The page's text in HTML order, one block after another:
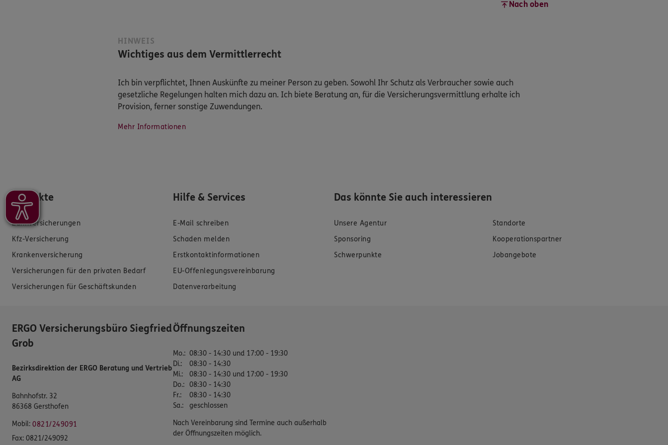
Nach oben
HINWEIS
Wichtiges aus dem Vermittlerrecht
Ich bin verpflichtet, Ihnen Auskünfte zu meiner Person zu geben. Sowohl Ihr Schutz als Verbraucher sowie auch
gesetzliche Regelungen halten mich dazu an. Ich biete Beratung an, für die Versicherungsvermittlung erhalte ich
Provision, ferner sonstige Zuwendungen.
Mehr Informationen
Produkte
Zahnversicherungen
Kfz-Versicherung
Krankenversicherung
Versicherungen für den privaten Bedarf
Versicherungen für Geschäftskunden
Hilfe & Services
E-Mail schreiben
Schaden melden
Erstkontaktinformationen
EU-Offenlegungsvereinbarung
Datenverarbeitung
Das könnte Sie auch interessieren
Unsere Agentur
Standorte
Sponsoring
Kooperationspartner
Schwerpunkte
Jobangebote
ERGO Versicherungsbüro Siegfried
Grob
Bezirksdirektion der ERGO Beratung und Vertrieb
AG
Bahnhofstr. 32
86368 Gersthofen
Mobil: 0821/249091
Fax: 0821/249092
Öffnungszeiten
Mo.: 08:30 - 14:30 und 17:00 - 19:30
Di.:
08:30 - 14:30
Mi.:
08:30 - 14:30 und 17:00 - 19:30
Do.: 08:30 - 14:30
Fr.:
08:30 - 14:30
Sa.: geschlossen
Nach Vereinbarung sind Termine auch außerhalb
der Öffnungszeiten möglich.